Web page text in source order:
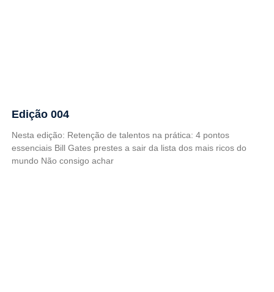
Edição 004
Nesta edição: Retenção de talentos na prática: 4 pontos
essenciais Bill Gates prestes a sair da lista dos mais ricos do
mundo Não consigo achar